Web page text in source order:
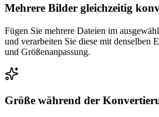
Mehrere Bilder gleichzeitig
Fügen Sie mehrere Dateien im
und verarbeiten Sie diese mit denselben
und Größenanpassung.
Größe während der